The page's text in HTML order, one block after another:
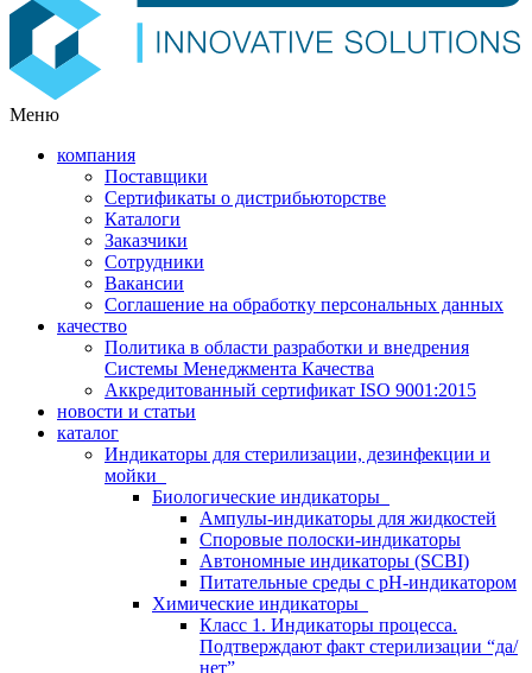
Меню
компания
Поставщики
Сертификаты о дистрибьюторстве
Каталоги
Заказчики
Сотрудники
Вакансии
Соглашение на обработку персональных данных
качество
Политика в области разработки и внедрения
Системы Менеджмента Качества
Аккредитованный сертификат ISO 9001:2015
новости и статьи
каталог
Индикаторы для стерилизации, дезинфекции и
мойки
Биологические индикаторы
Ампулы-индикаторы для жидкостей
Споровые полоски-индикаторы
Автономные индикаторы (SCBI)
Питательные среды с рН-индикатором
Химические индикаторы
Класс 1. Индикаторы процесса.
Подтверждают факт стерилизации “да/
нет”